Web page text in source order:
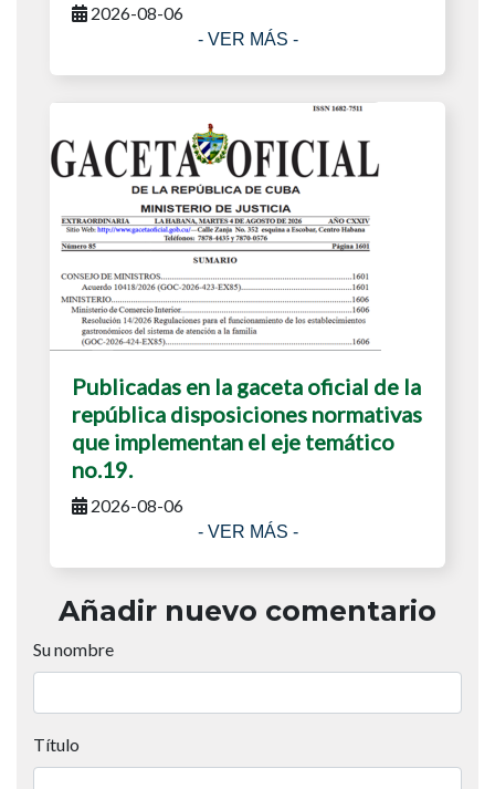
2026-08-06
- VER MÁS -
Publicadas en la gaceta oficial de la
república disposiciones normativas
que implementan el eje temático
no.19.
2026-08-06
- VER MÁS -
Añadir nuevo comentario
Su nombre
Título